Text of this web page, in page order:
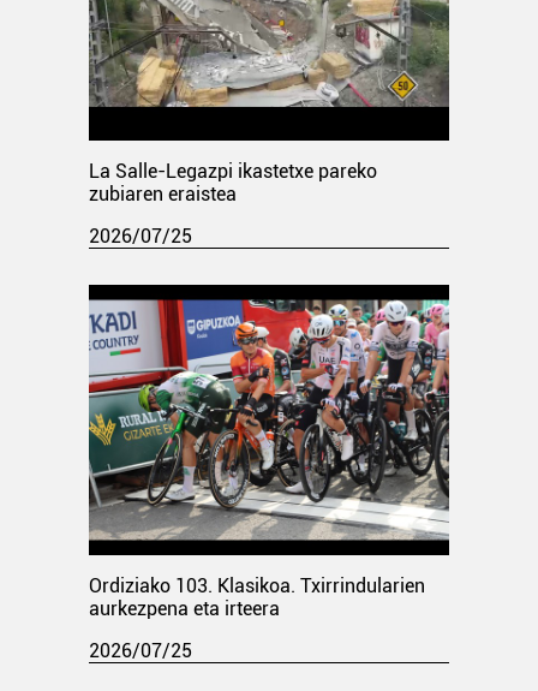
La Salle-Legazpi ikastetxe pareko
zubiaren eraistea
2026/07/25
Ordiziako 103. Klasikoa. Txirrindularien
aurkezpena eta irteera
2026/07/25